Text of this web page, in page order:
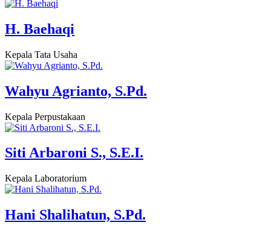
H. Baehaqi
Kepala Tata Usaha
Wahyu Agrianto, S.Pd.
Kepala Perpustakaan
Siti Arbaroni S., S.E.I.
Kepala Laboratorium
Hani Shalihatun, S.Pd.